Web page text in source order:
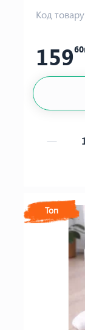
Код
15960
Топ